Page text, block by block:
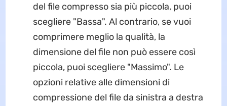
del file compresso sia più piccola, puoi
scegliere "Bassa". Al contrario, se vuoi
comprimere meglio la qualità, la
dimensione del file non può essere così
piccola, puoi scegliere "Massimo". Le
opzioni relative alle dimensioni di
compressione del file da sinistra a destra